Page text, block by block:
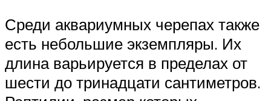
Среди аквариумных черепах также
есть небольшие экземпляры. Их
длина варьируется в пределах от
шести до тринадцати сантиметров.